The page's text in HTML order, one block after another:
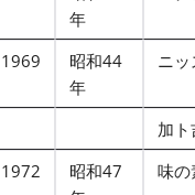
年
1969
昭和44
年
ニッ
加ト
1972
昭和47
味の